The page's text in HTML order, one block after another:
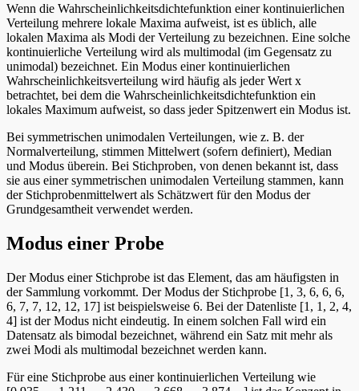
Wenn die Wahrscheinlichkeitsdichtefunktion einer kontinuierlichen
Verteilung mehrere lokale Maxima aufweist, ist es üblich, alle
lokalen Maxima als Modi der Verteilung zu bezeichnen. Eine solche
kontinuierliche Verteilung wird als multimodal (im Gegensatz zu
unimodal) bezeichnet. Ein Modus einer kontinuierlichen
Wahrscheinlichkeitsverteilung wird häufig als jeder Wert x
betrachtet, bei dem die Wahrscheinlichkeitsdichtefunktion ein
lokales Maximum aufweist, so dass jeder Spitzenwert ein Modus ist.
Bei symmetrischen unimodalen Verteilungen, wie z. B. der
Normalverteilung, stimmen Mittelwert (sofern definiert), Median
und Modus überein. Bei Stichproben, von denen bekannt ist, dass
sie aus einer symmetrischen unimodalen Verteilung stammen, kann
der Stichprobenmittelwert als Schätzwert für den Modus der
Grundgesamtheit verwendet werden.
Modus einer Probe
Der Modus einer Stichprobe ist das Element, das am häufigsten in
der Sammlung vorkommt. Der Modus der Stichprobe [1, 3, 6, 6, 6,
6, 7, 7, 12, 12, 17] ist beispielsweise 6. Bei der Datenliste [1, 1, 2, 4,
4] ist der Modus nicht eindeutig. In einem solchen Fall wird ein
Datensatz als bimodal bezeichnet, während ein Satz mit mehr als
zwei Modi als multimodal bezeichnet werden kann.
Für eine Stichprobe aus einer kontinuierlichen Verteilung wie